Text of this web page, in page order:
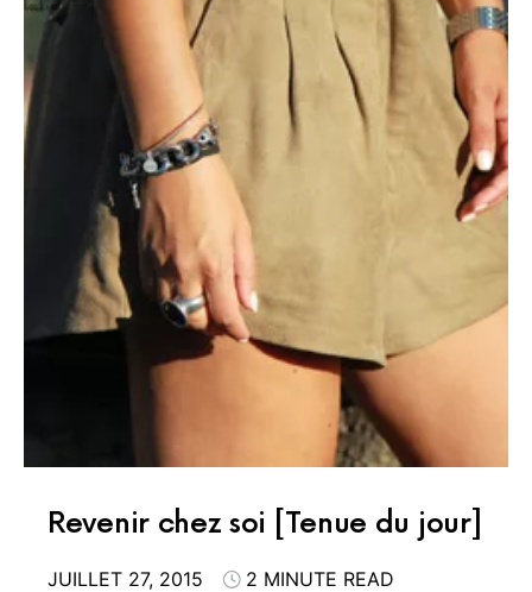
Revenir chez soi [Tenue du jour]
JUILLET 27, 2015 2 MINUTE READ